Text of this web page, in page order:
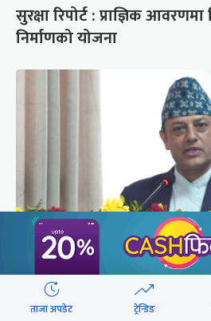
सुरक्षा रिपोर्ट : प्राज्ञिक
निर्माणको योजना
‘संसद्‍मा कालो चस्मा खोल्नू,
नगर्नू’
ताजा अपडेट ट्रेन्डिङ